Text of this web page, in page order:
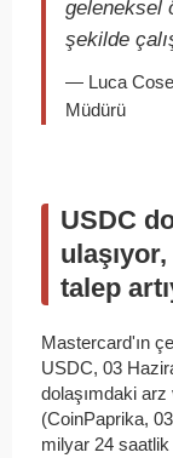
geleneksel
şekilde
— Luca
Müdürü
USDC
talep
Mastercard'ın
USDC, 03
dolaşımdaki
(CoinPaprika,
milyar 24